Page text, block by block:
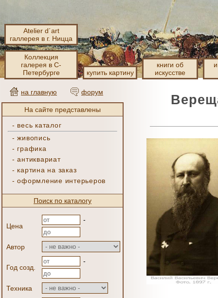
Atelier d´art
галлерея в г. Ницца
Коллекция
галерея в С-
Петербурге
купить картину
книги об
искусстве
на главную форум
На сайте представлены
- весь каталог
-живопись
- графика
-антиквариат
- картина на заказ
-оформление интерьеров
Поиск по каталогу
Цена
-
Автор
Год созд.
-
Техника